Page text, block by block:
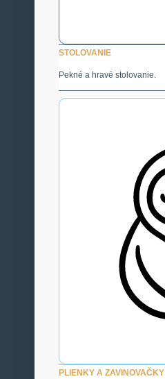
STOLOVANIE
Pekné a hravé stolovanie.
PLIENKY A ZAVINOVAČKY